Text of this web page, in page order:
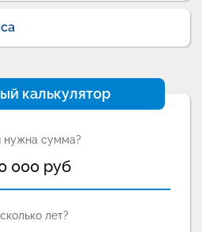
калькулятор
нужна сумма?
000 руб
лет?